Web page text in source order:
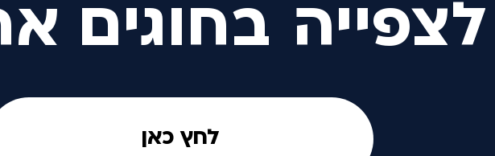
לצפייה בחוגים
לחץ כאן